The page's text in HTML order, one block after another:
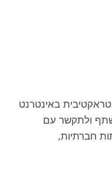
באינטרנט
ולתקשר עם
חברתיות,